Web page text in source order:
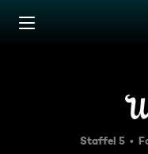
Zum Inhalt
Staffel 5